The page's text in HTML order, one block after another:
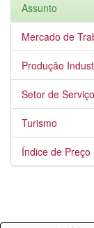
Assunto
Mercado de
Produção
Setor de
Turismo
Índice de Preço